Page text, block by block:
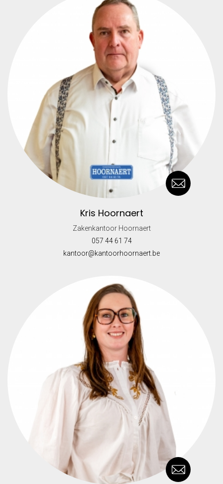
Kris Hoornaert
Zakenkantoor Hoornaert
057 44 61 74
kantoor@kantoorhoornaert.be